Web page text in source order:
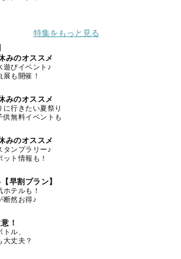
特集をもっと見る
みのオススメ
遊びイベント♪
も開催！
みのオススメ
行きたい夏祭り
供無料イベントも
みのオススメ
タンプラリー♪
ト情報も！
早割プラン】
テルも！
断然お得♪
！
ル、
大丈夫？